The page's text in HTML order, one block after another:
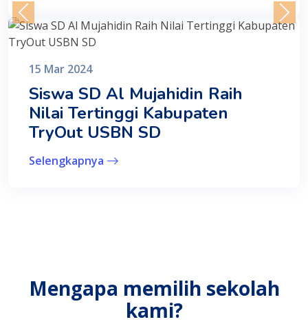
15 Mar 2024
Siswa SD Al Mujahidin Raih
Nilai Tertinggi Kabupaten
TryOut USBN SD
Selengkapnya
Mengapa memilih sekolah
kami?